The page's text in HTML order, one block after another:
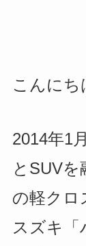
こんに
2014年1月
とSUV
の軽クロ
スズキ「